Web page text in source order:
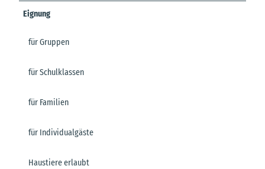
Eignung
für Gruppen
für Schulklassen
für Familien
für Individualgäste
Haustiere erlaubt